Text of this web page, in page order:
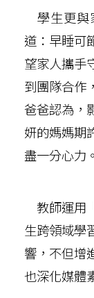
學生更與
道：早睡可
望家人攜手
到團隊合作
爸爸認為，
妍的媽媽期
盡一分心力。
教師運用
生跨領域學
響，不但增
也深化媒體